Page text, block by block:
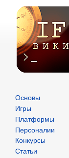
Основы
Игры
Платформы
Персоналии
Конкурсы
Статьи